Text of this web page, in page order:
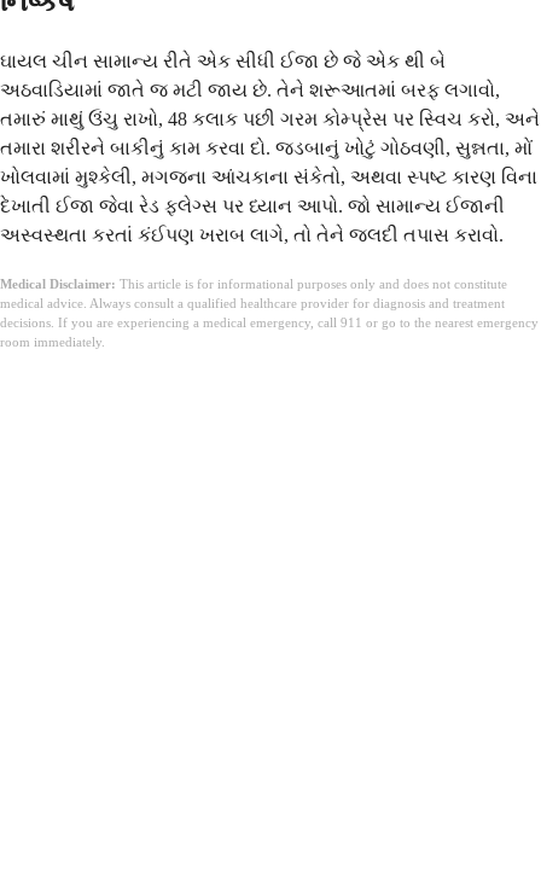
ઘાયલ ચીન સામાન્ય રીતે એક સીધી ઈજા છે જે એક થી બે
અઠવાડિયામાં જાતે જ મટી જાય છે. તેને શરૂઆતમાં બરફ લગાવો,
તમારું માથું ઉંચુ રાખો, 48 કલાક પછી ગરમ કોમ્પ્રેસ પર સ્વિચ કરો, અને
તમારા શરીરને બાકીનું કામ કરવા દો. જડબાનું ખોટું ગોઠવણી, સુન્નતા, મોં
ખોલવામાં મુશ્કેલી, મગજના આંચકાના સંકેતો, અથવા સ્પષ્ટ કારણ વિના
દેખાતી ઈજા જેવા રેડ ફ્લેગ્સ પર ધ્યાન આપો. જો સામાન્ય ઈજાની
અસ્વસ્થતા કરતાં કંઈપણ ખરાબ લાગે, તો તેને જલદી તપાસ કરાવો.
Medical Disclaimer: This article is for informational purposes only and does not constitute
medical advice. Always consult a qualified healthcare provider for diagnosis and treatment
decisions. If you are experiencing a medical emergency, call 911 or go to the nearest emergency
room immediately.